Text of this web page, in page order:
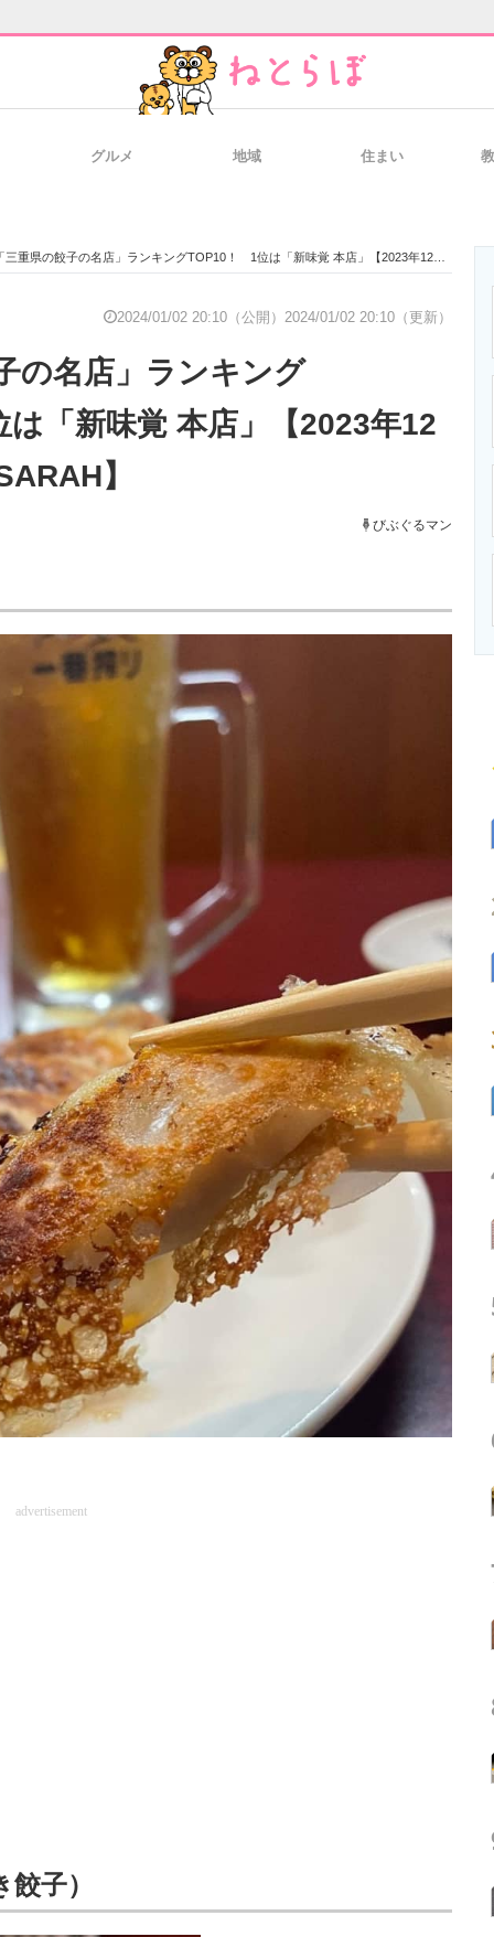
の総合サイト IT製品の技術・比較・事例
グルメ 地域 住まい
三重県の餃子の名店」ランキングTOP10！ 1位は「新味覚 本店」【2023年12月23日時点／SARAH】
2024/01/02 20:10（公開） 2024/01/02 20:10（更新）
の名店」ランキング
「新味覚 本店」【2023年12
】
びぶぐるマン
advertisement
子）